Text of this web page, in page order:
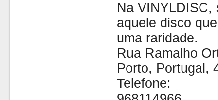
Na VINYLDISC,
aquele disco
uma raridade.
Rua Ramalho
Porto, Portugal,
Telefone: